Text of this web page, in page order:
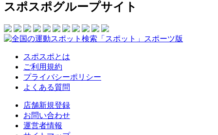
スポスポグループサイト
スポスポとは
ご利用規約
プライバシーポリシー
よくある質問
店舗新規登録
お問い合わせ
運営者情報